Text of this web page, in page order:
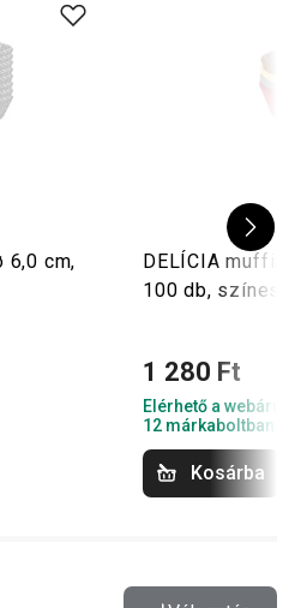
tortagyertyát
gyakorlott sütimester vagy, és a
akkor a különféle
6,0 cm,
DELÍCIA
100 db, színes
1 280 Ft
Elérhető a
12 márkaboltban
Kosárba